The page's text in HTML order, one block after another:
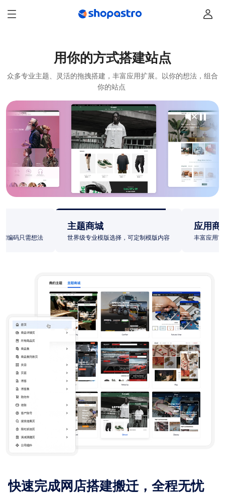
用你的方式搭建站点
众多专业主题、灵活的拖拽搭建，丰富应用扩展。以你的想法，组合
你的站点
编码只需想法
主题商城
世界级专业模版选择，可定制模版内容
应用商
丰富应用
快速完成网店搭建搬迁，全程无忧